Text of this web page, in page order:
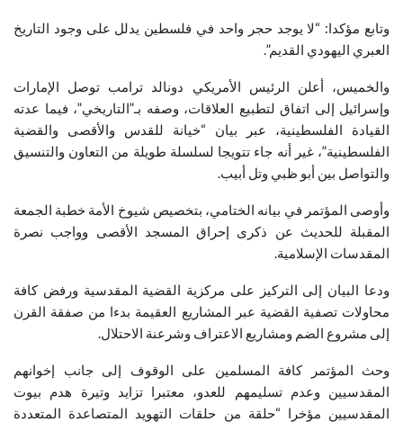
وتابع مؤكدا: “لا يوجد حجر واحد في فلسطين يدلل على وجود التاريخ
العبري اليهودي القديم”.
والخميس، أعلن الرئيس الأمريكي دونالد ترامب توصل الإمارات
وإسرائيل إلى اتفاق لتطبيع العلاقات، وصفه بـ”التاريخي”، فيما عدته
القيادة الفلسطينية، عبر بيان “خيانة للقدس والأقصى والقضية
الفلسطينية”، غير أنه جاء تتويجا لسلسلة طويلة من التعاون والتنسيق
والتواصل بين أبو ظبي وتل أبيب.
وأوصى المؤتمر في بيانه الختامي، بتخصيص شيوخ الأمة خطبة الجمعة
المقبلة للحديث عن ذكرى إحراق المسجد الأقصى وواجب نصرة
المقدسات الإسلامية.
ودعا البيان إلى التركيز على مركزية القضية المقدسية ورفض كافة
محاولات تصفية القضية عبر المشاريع العقيمة بدءا من صفقة القرن
إلى مشروع الضم ومشاريع الاعتراف وشرعنة الاحتلال.
وحث المؤتمر كافة المسلمين على الوقوف إلى جانب إخوانهم
المقدسيين وعدم تسليمهم للعدو، معتبرا تزايد وتيرة هدم بيوت
المقدسيين مؤخرا “حلقة من حلقات التهويد المتصاعدة المتعددة